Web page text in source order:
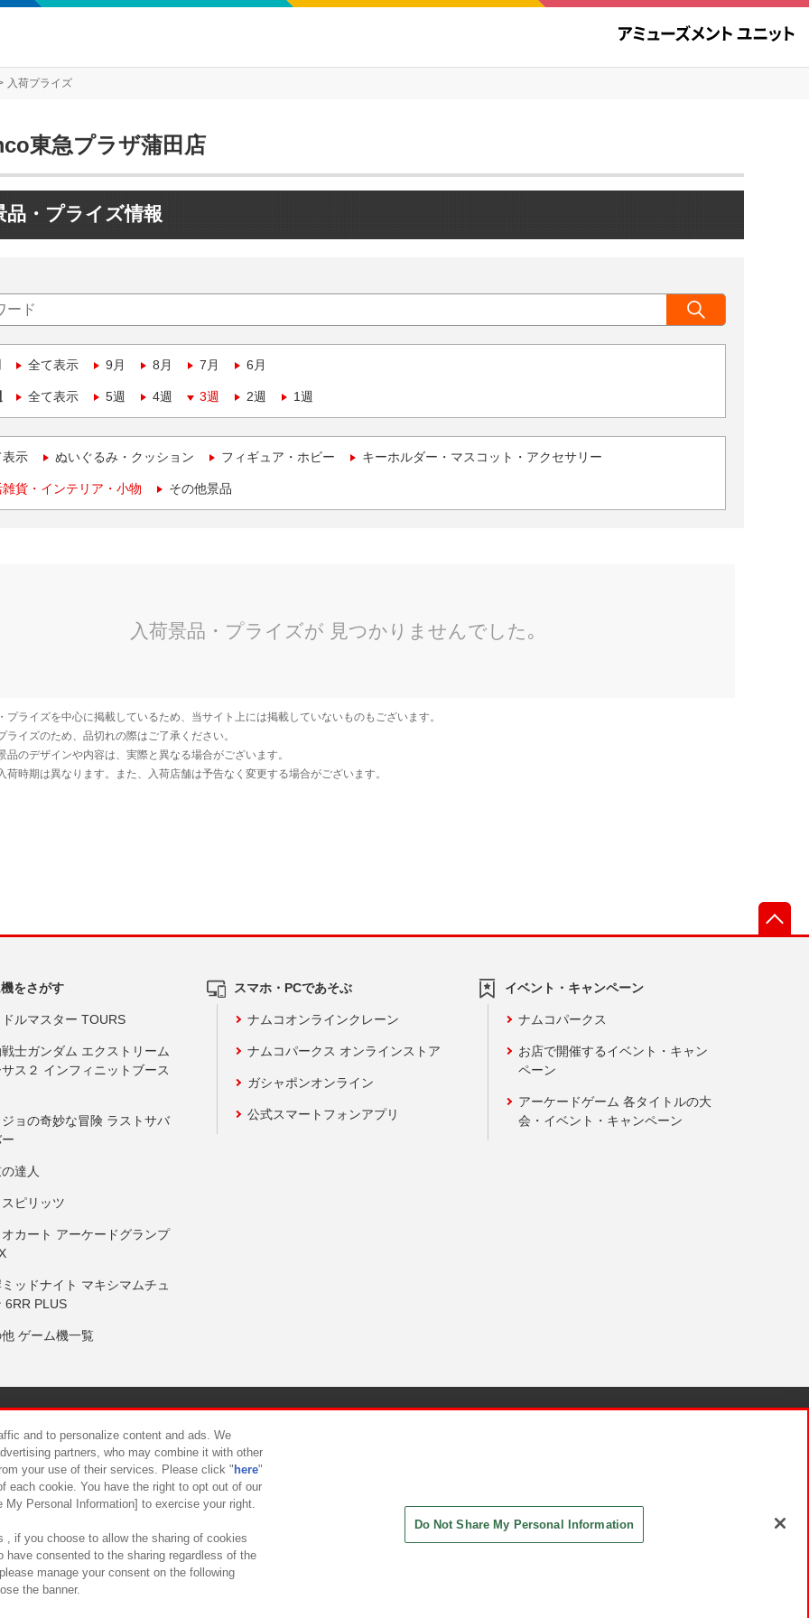
入荷プライズ
東急プラザ蒲田店
品・プライズ情報
全て表示 9月 8月 7月 6月
全て表示 5週 4週 3週 2週 1週
表示 ぬいぐるみ・クッション フィギュア・ホビー キーホルダー・マスコット・アクセサリー
貨・インテリア・小物 その他景品
をさがす
ルマスター TOURS
士ガンダム エクストリーム
ス２ インフィニットブース
ョの奇妙な冒険 ラストサバ
達人
ピリッツ
カート アーケードグランプ
ッドナイト マキシマムチュ
6RR PLUS
ゲーム機一覧
スマホ・PCであそぶ
ナムコオンラインクレーン
ナムコパークス オンラインストア
ガシャポンオンライン
公式スマートフォンアプリ
イベント・キャンペーン
ナムコパークス
お店で開催するイベント・キャン
ペーン
アーケードゲーム 各タイトルの大
会・イベント・キャンペーン
について カスタマーハラスメント対応方針
and to personalize content and ads. We
partners, who may combine it with other
your use of their services. Please click " here"
each cookie. You have the right to opt out of our
Personal Information] to exercise your right.
, if you choose to allow the sharing of cookies
have consented to the sharing regardless of the
manage your consent on the following
the banner.
Do Not Share My Personal Information